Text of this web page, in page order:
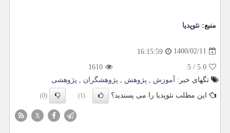
منبع: نئوپدیا
1400/02/11
16:15:59
5.0
/
5
1610
تگهای خبر:
آموزش پژوهش پژوهشگران
پژوهشی
این مطلب نئوپدیا را می پسندید؟
(1)
(0)
X